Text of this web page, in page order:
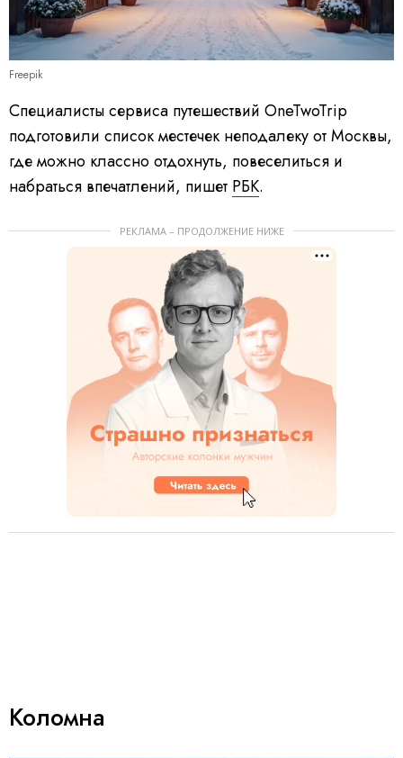
Freepik
Специалисты сервиса путешествий OneTwoTrip
подготовили список местечек неподалеку от Москвы,
где можно классно отдохнуть, повеселиться и
набраться впечатлений, пишет РБК.
РЕКЛАМА – ПРОДОЛЖЕНИЕ НИЖЕ
Коломна